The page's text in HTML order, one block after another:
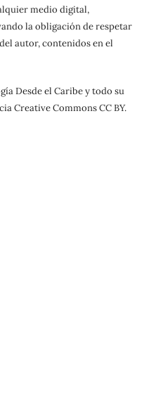
medio digital,
la obligación de respetar
autor, contenidos en el
Desde el Caribe y todo su
Creative Commons CC BY.